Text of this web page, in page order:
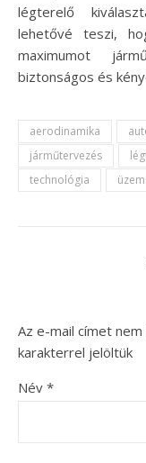
légterelő
lehetővé teszi,
maximumot
biztonságos és
aerodinamika
járműtervezés
technológia
Az e-mail címet
karakterrel jelöltük
Név *